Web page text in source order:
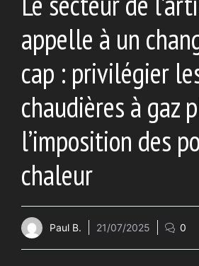
appelle à un
cap : privilégier
chaudières à gaz
l’imposition des
chaleur
Paul B. 21/07/2025 0